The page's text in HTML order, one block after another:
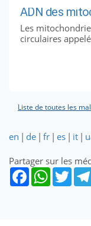
ADN des
Les
circulaires
Liste de toutes les
en | de | fr | es | it |
Partager sur les